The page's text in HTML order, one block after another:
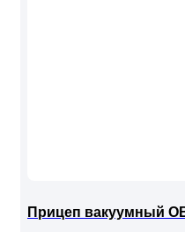
Прицеп вакуумный